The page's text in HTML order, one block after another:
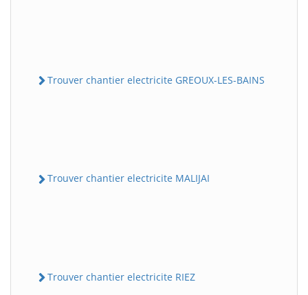
Trouver chantier electricite GREOUX-LES-BAINS
Trouver chantier electricite MALIJAI
Trouver chantier electricite RIEZ